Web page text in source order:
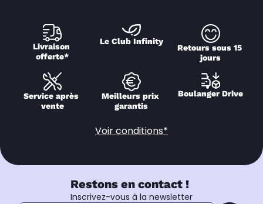
Livraison
offerte*
Le Club Infinity
Retours sous 15
jours
Service après
vente
Meilleurs prix
garantis
Boulanger Drive
Voir conditions*
Restons en contact !
Inscrivez-vous à la newsletter